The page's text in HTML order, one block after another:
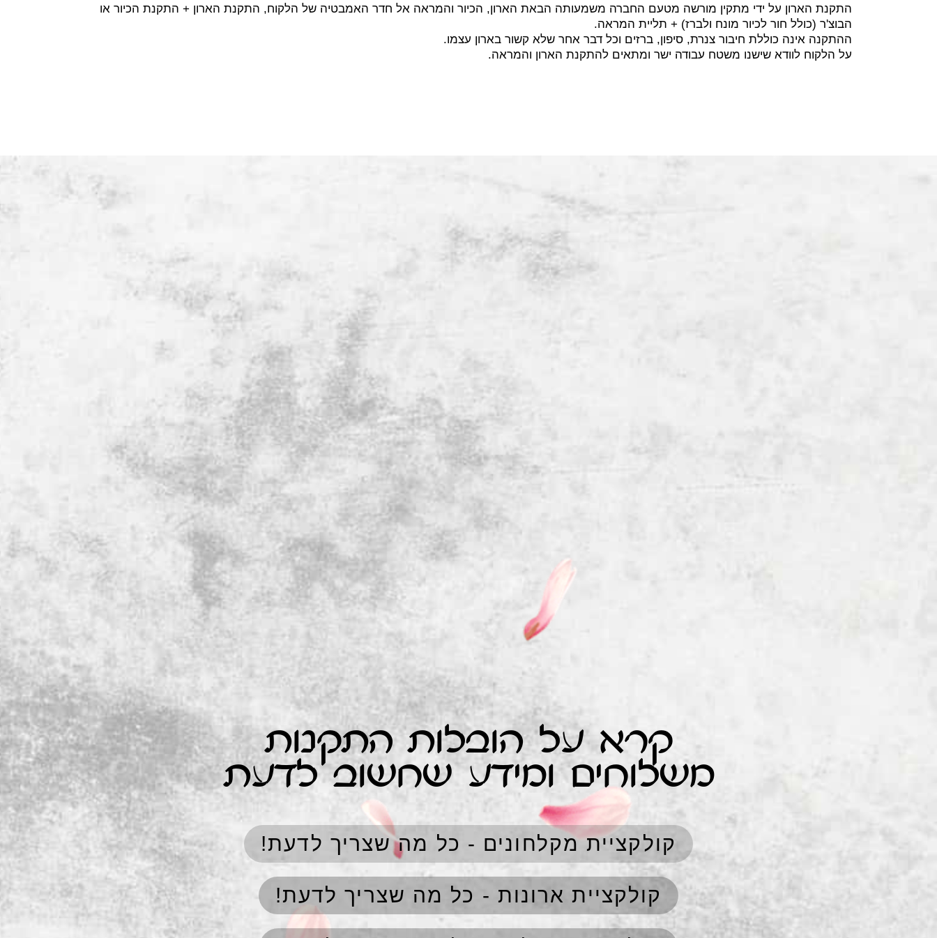
התקנת הארון על ידי מתקין מורשה מטעם החברה משמעותה הבאת הארון, הכיור והמראה אל חדר האמבטיה של הלקוח, התקנת הארון + התקנת הכיור או
הבוצ'ר (כולל חור לכיור מונח ולברז) + תליית המראה.
ההתקנה אינה כוללת חיבור צנרת, סיפון, ברזים וכל דבר אחר שלא קשור בארון עצמו.
על הלקוח לוודא שישנו משטח עבודה ישר ומתאים להתקנת הארון והמראה.
קרא על הובלות התקנות
משלוחים ומידע שחשוב לדעת
קולקציית מקלחונים - כל מה שצריך לדעת!
קולקציית ארונות - כל מה שצריך לדעת!